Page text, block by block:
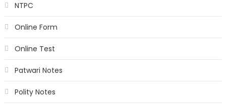
NTPC
Online Form
Online Test
Patwari Notes
Polity Notes